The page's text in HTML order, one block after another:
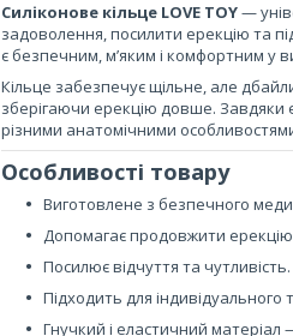
Силіконове кільце LOVE TOY—
задоволення, посилити ерекцію та
є безпечним, м’яким і комфортним у
Кільце забезпечує щільне, але
зберігаючи ерекцію довше. Завдяки
різними анатомічними
Особливості товару
Виготовлене з безпечного
Допомагає продовжити ерекцію
Посилює відчуття та чутливість.
Підходить для
Гнучкий і еластичний матеріал